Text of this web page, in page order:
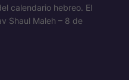
calendario hebreo. El
Shaul Maleh – 8 de